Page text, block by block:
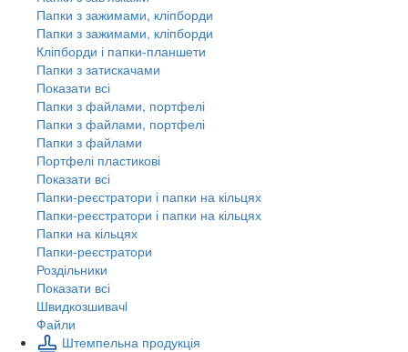
Папки з зажимами, кліпборди
Папки з зажимами, кліпборди
Кліпборди і папки-планшети
Папки з затискачами
Показати всі
Папки з файлами, портфелі
Папки з файлами, портфелі
Папки з файлами
Портфелі пластикові
Показати всі
Папки-реєстратори і папки на кільцях
Папки-реєстратори і папки на кільцях
Папки на кільцях
Папки-реєстратори
Роздільники
Показати всі
Швидкозшивачi
Файли
Штемпельна продукція